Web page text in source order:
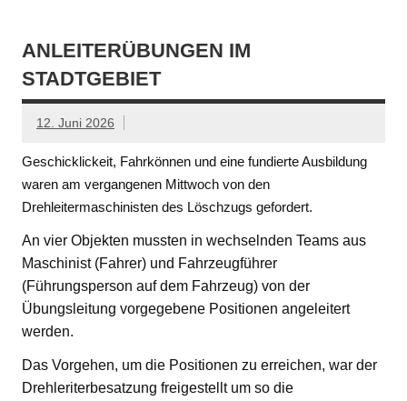
ANLEITERÜBUNGEN IM
STADTGEBIET
12. Juni 2026
Geschicklickeit, Fahrkönnen und eine fundierte Ausbildung
waren am vergangenen Mittwoch von den
Drehleitermaschinisten des Löschzugs gefordert.
An vier Objekten mussten in wechselnden Teams aus
Maschinist (Fahrer) und Fahrzeugführer
(Führungsperson auf dem Fahrzeug) von der
Übungsleitung vorgegebene Positionen angeleitert
werden.
Das Vorgehen, um die Positionen zu erreichen, war der
Drehleriterbesatzung freigestellt um so die